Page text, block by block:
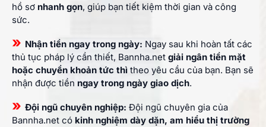
hồ sơ nhanh gọn, giúp bạn tiết kiệm thời gian và công
sức.
» Nhận tiền ngay trong ngày: Ngay sau khi hoàn tất các
thủ tục pháp lý cần thiết, Bannha.net giải ngân tiền mặt
hoặc chuyển khoản tức thì theo yêu cầu của bạn. Bạn sẽ
nhận được tiền ngay trong ngày giao dịch.
» Đội ngũ chuyên nghiệp: Đội ngũ chuyên gia của
Bannha.net có kinh nghiệm dày dặn, am hiểu thị trường